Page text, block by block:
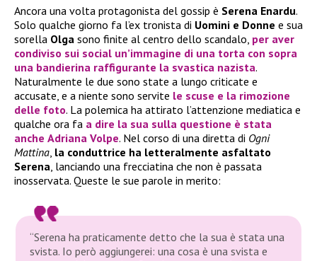
Ancora una volta protagonista del gossip è Serena Enardu.
Solo qualche giorno fa l’ex tronista di Uomini e Donne e sua
sorella Olga sono finite al centro dello scandalo, per aver
condiviso sui social un’immagine di una torta con sopra
una bandierina raffigurante la svastica nazista.
Naturalmente le due sono state a lungo criticate e
accusate, e a niente sono servite le scuse e la rimozione
delle foto. La polemica ha attirato l’attenzione mediatica e
qualche ora fa a dire la sua sulla questione è stata
anche Adriana Volpe. Nel corso di una diretta di Ogni
Mattina, la conduttrice ha letteralmente asfaltato
Serena, lanciando una frecciatina che non è passata
inosservata. Queste le sue parole in merito:
“Serena ha praticamente detto che la sua è stata una
svista. Io però aggiungerei: una cosa è una svista e